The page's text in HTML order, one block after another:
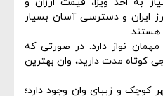
ایران و دسترسی آسان بسیار
هستند.
نواز دارد. در صورتی که
کوتاه مدت دارید، وان بهترین
کوچک و زیبای وان وجود دارد؛